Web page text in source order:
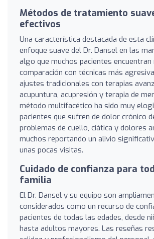
Métodos de tratamiento
efectivos
Una característica destacada de esta
enfoque suave del Dr. Dansel en las
algo que muchos pacientes
comparación con técnicas más
ajustes tradicionales con terapias
acupuntura, acupresión y terapia de
método multifacético ha sido muy
pacientes que sufren de dolor crónico
problemas de cuello, ciática y dolores
muchos reportando un alivio
unas pocas visitas.
Cuidado de confianza para
familia
El Dr. Dansel y su equipo son
considerados como un recurso de
pacientes de todas las edades, desde
hasta adultos mayores. Las reseñas